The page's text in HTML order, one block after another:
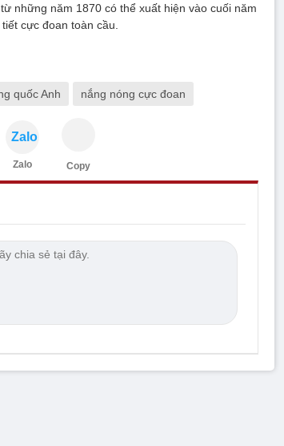
những năm 1870 có thể xuất hiện vào cuối năm
cực đoan toàn cầu.
quốc Anh nắng nóng cực đoan
Zalo
Zalo Copy